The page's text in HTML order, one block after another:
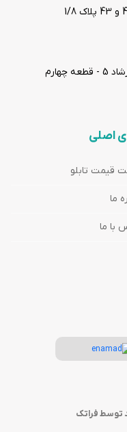
اصلی
قیمت تابلو
ما
با ما
توسط فراتک